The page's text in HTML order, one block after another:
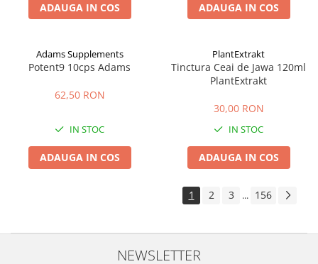
ADAUGA IN COS ADAUGA IN COS
Adams Supplements
Potent9 10cps Adams
62,50 RON
IN STOC
ADAUGA IN COS
PlantExtrakt
Tinctura Ceai de Jawa 120ml
PlantExtrakt
30,00 RON
IN STOC
ADAUGA IN COS
1 2 3 ... 156
NEWSLETTER